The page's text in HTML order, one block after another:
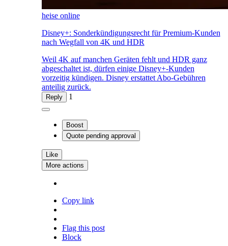
heise online
Disney+: Sonderkündigungsrecht für Premium-Kunden
nach Wegfall von 4K und HDR
Weil 4K auf manchen Geräten fehlt und HDR ganz
abgeschaltet ist, dürfen einige Disney+-Kunden
vorzeitig kündigen. Disney erstattet Abo-Gebühren
anteilig zurück.
Reply 1
Boost
Quote pending approval
Like
More actions
Copy link
Flag this post
Block